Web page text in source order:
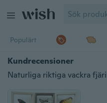
Populärt
Kundrecensioner